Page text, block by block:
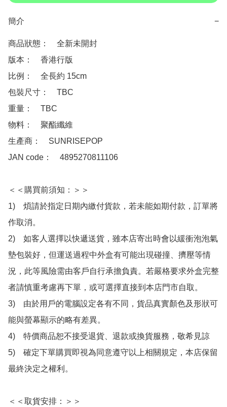
簡介 −
商品狀態：　全新未開封
版本：　香港行版
比例：　全長約 15cm
包裝尺寸：　TBC
重量：　TBC
物料：　聚酯纖維
生產商：　SUNRISEPOP
JAN code：　4895270811106
＜＜購買前須知：＞＞
1)　煩請於指定日期內繳付貨款，若未能如期付款，訂單將
作取消。
2)　如客人選擇以快遞送貨，雖本店寄出時會以緩衝泡泡氣
墊包裝好，但運送過程中外盒有可能出現碰撞、擠壓等情
況，此等風險需由客戶自行承擔負責。若嚴格要求外盒完整
者請慎重考慮再下單，或可選擇直接到本店門市自取。
3)　由於用戶的電腦設定各有不同，貨品真實顏色及形狀可
能與螢幕顯示的略有差異。
4)　特價商品恕不接受退貨、退款或換貨服務，敬希見諒
5)　確定下單購買即視為同意遵守以上相關規定，本店保留
最終決定之權利。
＜＜取貨安排：＞＞